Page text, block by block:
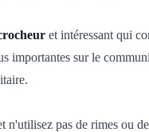
et intéressant qui
importantes sur le
n'utilisez pas de rimes ou